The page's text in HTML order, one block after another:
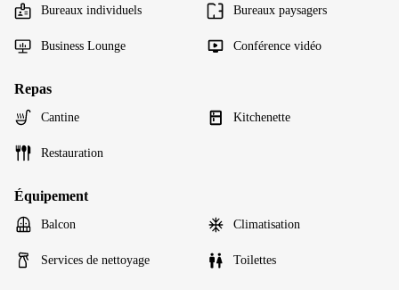
Bureaux individuels Bureaux paysagers
Business Lounge Conférence vidéo
Repas
Cantine Kitchenette
Restauration
Équipement
Balcon Climatisation
Services de nettoyage Toilettes